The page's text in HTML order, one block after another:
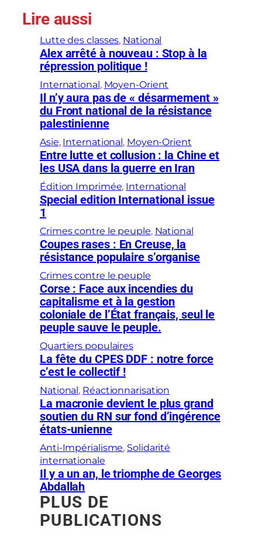
Lire aussi
Lutte des classes, National
Alex arrêté à nouveau : Stop à la
répression politique !
International , Moyen-Orient
Il n’y aura pas de « désarmement »
du Front national de la résistance
palestinienne
Asie, International , Moyen-Orient
Entre lutte et collusion : la Chine et
les USA dans la guerre en Iran
Édition Imprimée, International
Special edition International issue
1
Crimes contre le peuple, National
Coupes rases : En Creuse, la
résistance populaire s’organise
Crimes contre le peuple
Corse : Face aux incendies du
capitalisme et à la gestion
coloniale de l’État français, seul le
peuple sauve le peuple.
Quartiers populaires
La fête du CPES DDF : notre force
c’est le collectif !
National , Réactionnarisation
La macronie devient le plus grand
soutien du RN sur fond d’ingérence
états-unienne
Anti-Impérialisme, Solidarité
internationale
Il y a un an, le triomphe de Georges
Abdallah
PLUS DE
PUBLICATIONS